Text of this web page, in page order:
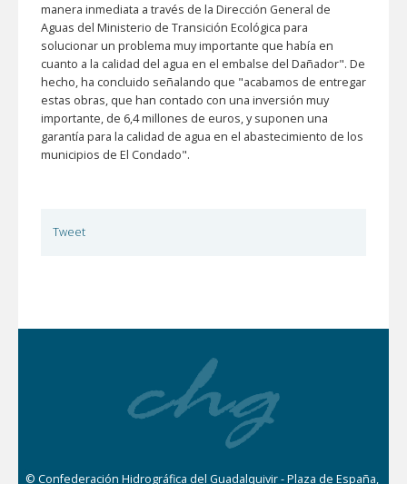
manera inmediata a través de la Dirección General de
Aguas del Ministerio de Transición Ecológica para
solucionar un problema muy importante que había en
cuanto a la calidad del agua en el embalse del Dañador". De
hecho, ha concluido señalando que "acabamos de entregar
estas obras, que han contado con una inversión muy
importante, de 6,4 millones de euros, y suponen una
garantía para la calidad de agua en el abastecimiento de los
municipios de El Condado".
Tweet
© Confederación Hidrográfica del Guadalquivir - Plaza de España,